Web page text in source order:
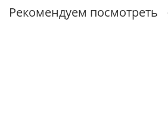
Рекомендуем посмотреть